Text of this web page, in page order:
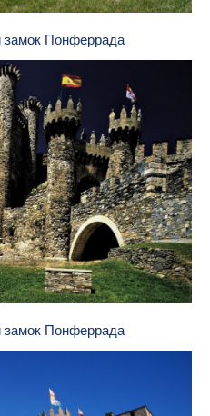
Понферрада
замок Понферрада